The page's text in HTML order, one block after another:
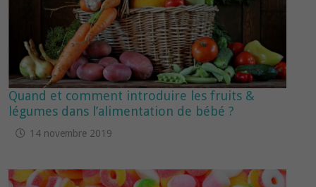
Quand et comment introduire les fruits &
légumes dans l’alimentation de bébé ?
14 novembre 2019